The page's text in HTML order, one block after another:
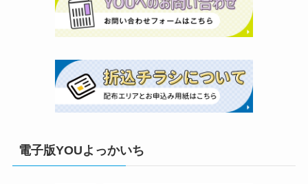
電子版YOUよっかいち